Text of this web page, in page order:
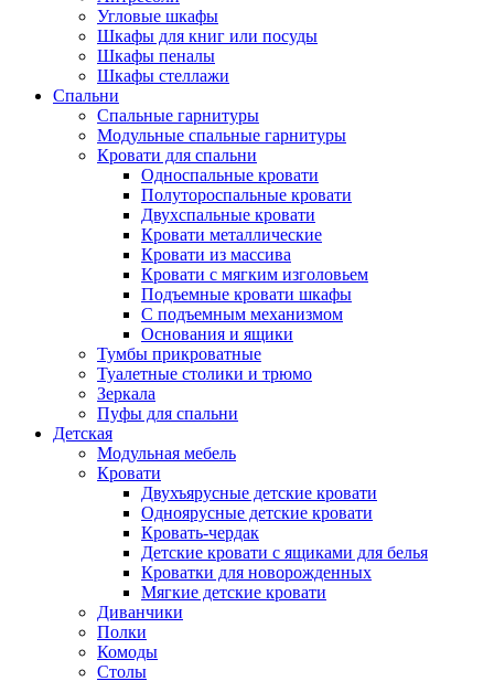
Угловые шкафы
Шкафы для книг или посуды
Шкафы пеналы
Шкафы стеллажи
Спальни
Спальные гарнитуры
Модульные спальные гарнитуры
Кровати для спальни
Односпальные кровати
Полутороспальные кровати
Двухспальные кровати
Кровати металлические
Кровати из массива
Кровати с мягким изголовьем
Подъемные кровати шкафы
С подъемным механизмом
Основания и ящики
Тумбы прикроватные
Туалетные столики и трюмо
Зеркала
Пуфы для спальни
Детская
Модульная мебель
Кровати
Двухъярусные детские кровати
Одноярусные детские кровати
Кровать-чердак
Детские кровати с ящиками для белья
Кроватки для новорожденных
Мягкие детские кровати
Диванчики
Полки
Комоды
Столы